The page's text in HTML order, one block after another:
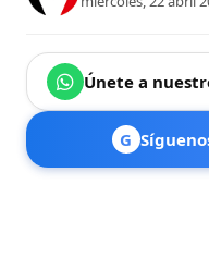
Únete a
G